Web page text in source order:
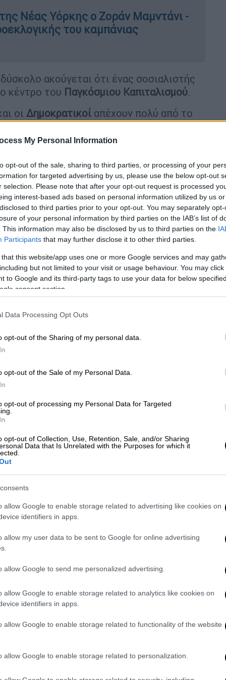
My Personal Information
opt-out of the sale, sharing to third parties, or processing of your
for targeted advertising by us, please use the below opt-out
selection. Please note that after your opt-out request is processed
interest-based ads based on personal information utilized by us
to third parties prior to your opt-out. You may separately
of your personal information by third parties on the IAB’s list of
This information may also be disclosed by us to third parties on the
Participants that may further disclose it to other third parties.
that this website/app uses one or more Google services and may
but not limited to your visit or usage behaviour. You may
to Google and its third-party tags to use your data for below
consent section.
Data Processing Opt Outs
opt-out of the Sharing of my personal data.
opt-out of the Sale of my Personal Data.
opt-out of processing my Personal Data for Targeted
opt-out of Collection, Use, Retention, Sale, and/or Sharing
Data that Is Unrelated with the Purposes for which it
allow Google to enable storage related to advertising like cookies on
identifiers in apps.
allow my user data to be sent to Google for online advertising
allow Google to send me personalized advertising.
allow Google to enable storage related to analytics like cookies on
identifiers in apps.
allow Google to enable storage related to functionality of the website
allow Google to enable storage related to personalization.
Νέας Υόρκης ο Ζοράν Μαμντάνι -
του καμπάνιας
ακούγεται ότι ένας σοσιαλιστής
κέντρο του Παγκόσμιου Καπιταλισμού.
οι Δημοκρατικοί απέχουν πολύ από το
μεταξύ προοδευτικών και μετριοπαθών
ήττα τηςΚάμαλα Χάρις
Μπάρακ Ομπάμα να κάλεσε ο ίδιος
Μαμντάνιγια να τον συγχαρεί για την
στήριξή του, ωστόσο είναι πολλοί στο
με τις απόψεις τουΜαμντάνι για τον
τον παραδέχονται για την επικοινωνιακή
μιλάει και κατάφερε να εμπνεύσει
ούτε που πλησίαζαν σε κάλπη.
του παγώματος των αυξήσεων στα
και παιδικών σταθμών-
των νέων και εργαζόμενων κατοίκων
με το δυσθεώρηταυψηλό κόστος
εσωστρέφεια λόγω της ήττας τους στις
μόνο το
,, αξιολογούνται με αρνητικό
σύμφωνα με δημοσκόπηση
με τον
βάση «η οποία αισθάνεται εντελώς
Αμερικής, και μια εθνοτικά
πόλη δεν αποτελεί αντιπροσωπευτική
των τοπικών εκλογών, μπορεί να μην έχει
και η πόλη του, ωστόσο οι
με πιθανότητες να σπάσειτο φράγμα
τις προωθημένες ιδέες του Μαμντάνι
κάποιες από τις υποσχέσεις που δίνει